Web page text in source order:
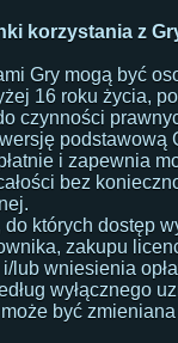
korzystania z
Gry mogą być
16 roku życia,
czynności
podstawową
i zapewnia
bez
do których dostęp
zakupu
lub wniesienia
wyłącznego
być